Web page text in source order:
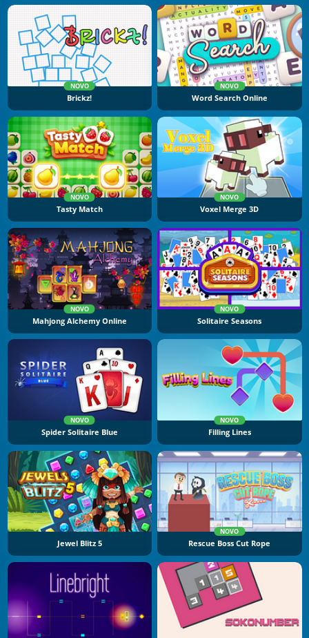
NOVO
Brickz!
NOVO
Word Search Online
NOVO
Tasty Match
NOVO
Voxel Merge 3D
NOVO
Mahjong Alchemy Online
NOVO
Solitaire Seasons
NOVO
Spider Solitaire Blue
NOVO
Filling Lines
Jewel Blitz 5
NOVO
Rescue Boss Cut Rope